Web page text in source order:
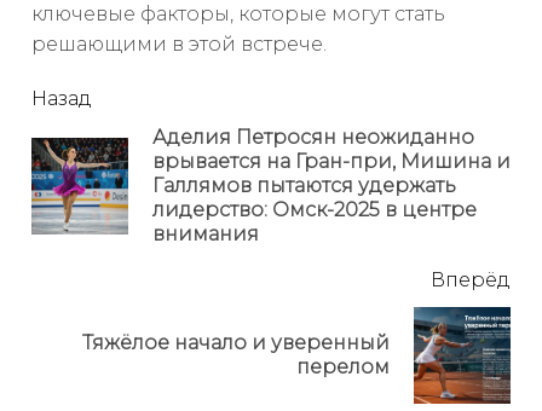
ключевые факторы, которые могут стать
решающими в этой встрече.
читать
еще
Назад
Аделия Петросян неожиданно
врывается на Гран-при, Мишина и
Галлямов пытаются удержать
лидерство: Омск-2025 в центре
внимания
Вперёд
Тяжёлое начало и уверенный
перелом